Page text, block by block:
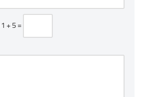
1 + 5 =